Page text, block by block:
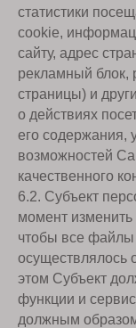
статистики
cookie,
сайту, адрес
рекламный
страницы) и
о действиях
его содержания,
возможностей
качественного
6.2. Субъект
момент изменить
чтобы все файлы
осуществлялось
этом Субъект
функции и
должным